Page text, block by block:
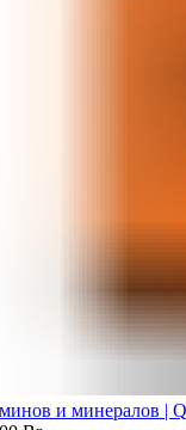
и минералов |